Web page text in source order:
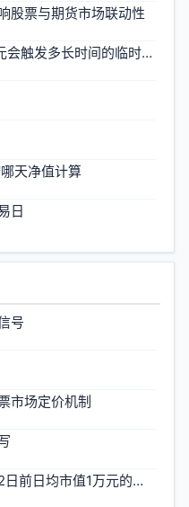
股票与期货市场联动性
可转债价格首次触及130元会触发多长时间的临时停牌
天净值计算
日
号
市场定价机制
股票市值门槛能否保障T-2日前日均市值1万元的投资安全